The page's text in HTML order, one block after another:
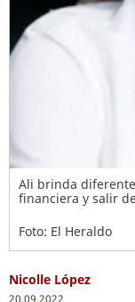
Ali brinda
financiera y salir
Foto: El Heraldo
Nicolle López
20.09.2022